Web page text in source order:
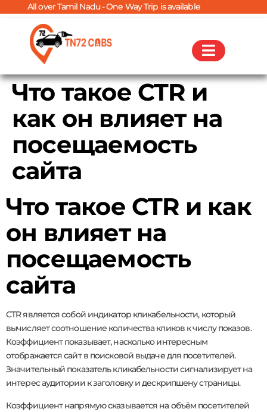
over Tamil Nadu - One Way Trip is available
Что такое CTR и
как он влияет на
посещаемость
сайта
Что такое CTR и как
он влияет на
посещаемость
сайта
CTR является собой индикатор кликабельности, который
вычисляет соотношение количества кликов к числу показов.
Коэффициент показывает, насколько интересным
отображается сайт в поисковой выдаче для посетителей.
Значительный показатель кликабельности сигнализирует на
интерес аудитории к заголовку и дескрипшену страницы.
Коэффициент напрямую сказывается на объём посетителей